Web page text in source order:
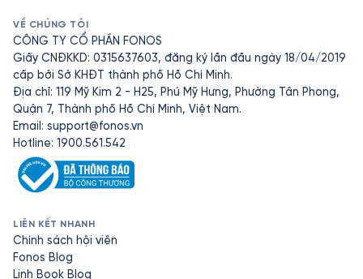
VỀ CHÚNG TÔI
CÔNG TY CỔ PHẦN FONOS
Giấy CNĐKKD: 0315637603, đăng ký lần đầu ngày 18/04/2019
cấp bởi Sở KHĐT thành phố Hồ Chí Minh.
Địa chỉ: 119 Mỹ Kim 2 - H25, Phú Mỹ Hưng, Phường Tân Phong,
Quận 7, Thành phố Hồ Chí Minh, Việt Nam.
Email: support@fonos.vn
Hotline: 1900.561.542
LIÊN KẾT NHANH
Chính sách hội viên
Fonos Blog
Linh Book Blog